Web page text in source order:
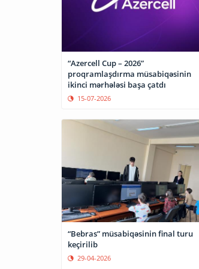
“Azercell Cup – 2026”
proqramlaşdırma müsabiqəsinin
ikinci mərhələsi başa çatdı
15-07-2026
“Bebras” müsabiqəsinin final turu
keçirilib
29-04-2026